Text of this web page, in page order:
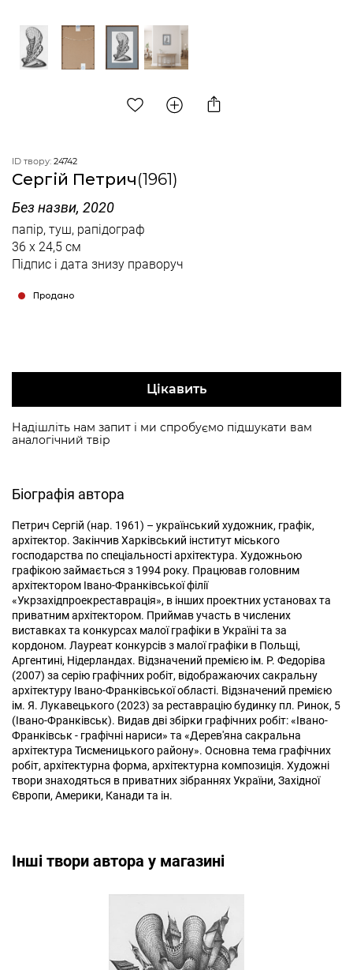
ID твору: 24742
Сергій Петрич(1961)
Без назви, 2020
папір, туш, рапідограф
36 x 24,5 см
Підпис і дата знизу праворуч
Продано
Цікавить
Надішліть нам запит і ми спробуємо підшукати вам
аналогічний твір
Біографія автора
Петрич Сергій (нар. 1961) – український художник, графік,
архітектор. Закінчив Харківський інститут міського
господарства по спеціальності архітектура. Художньою
графікою займається з 1994 року. Працював головним
архітектором Івано-Франківської філії
«Укрзахідпроекреставрація», в інших проектних установах та
приватним архітектором. Приймав участь в числених
виставках та конкурсах малої графіки в Україні та за
кордоном. Лауреат конкурсів з малої графіки в Польщі,
Аргентині, Нідерландах. Відзначений премією ім. Р. Федоріва
(2007) за серію графічних робіт, відображаючих сакральну
архітектуру Івано-Франківської області. Відзначений премією
ім. Я. Лукавецького (2023) за реставрацію будинку пл. Ринок, 5
(Івано-Франківськ). Видав дві збірки графічних робіт: «Івано-
Франківськ - графічні нариси» та «Дерев'яна сакральна
архітектура Тисменицького району». Основна тема графічних
робіт, архітектурна форма, архітектурна композиція. Художні
твори знаходяться в приватних зібраннях України, Західної
Європи, Америки, Канади та ін.
Інші твори автора у магазині